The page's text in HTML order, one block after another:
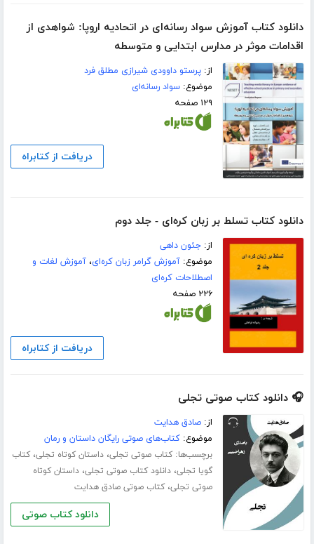
دانلود کتاب آموزش سواد رسانه‌ای در اتحادیه اروپا: شواهدی از
اقدامات موثر در مدارس ابتدایی و متوسطه
از:پرستو داوودی شیرازی مطلق فرد
موضوع:سواد رسانه‌ای
۱۲۹ صفحه
دریافت از کتابراه
دانلود کتاب تسلط بر زبان کره‌ای - جلد دوم
از:جئون داهی
موضوع:آموزش گرامر زبان کره‌ای،آموزش لغات و
اصطلاحات کره‌ای
۲۲۶ صفحه
دریافت از کتابراه
🎧 دانلود کتاب صوتی تجلی
از:صادق هدایت
موضوع:کتاب‌های صوتی رایگان داستان و رمان
برچسب‌ها:کتاب صوتی تجلی،داستان کوتاه تجلی،کتاب
گویا تجلی،دانلود کتاب صوتی تجلی،داستان کوتاه
صوتی تجلی،کتاب صوتی صادق هدایت
دانلود کتاب صوتی